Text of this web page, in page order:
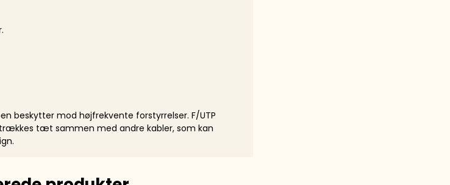
beskytter mod højfrekvente forstyrrelser. F/UTP
tæt sammen med andre kabler, som kan